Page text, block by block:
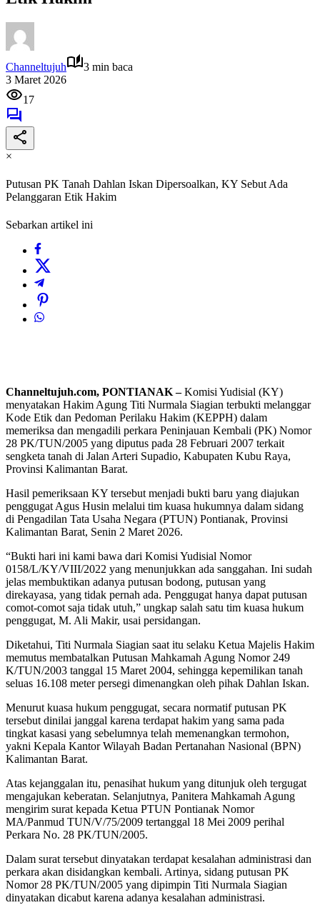
Channeltujuh
3 min baca
3 Maret 2026
17
×
Putusan PK Tanah Dahlan Iskan Dipersoalkan, KY Sebut Ada
Pelanggaran Etik Hakim
Sebarkan artikel ini
Channeltujuh.com, PONTIANAK –Komisi Yudisial (KY)
menyatakan Hakim Agung Titi Nurmala Siagian terbukti melanggar
Kode Etik dan Pedoman Perilaku Hakim (KEPPH) dalam
memeriksa dan mengadili perkara Peninjauan Kembali (PK) Nomor
28 PK/TUN/2005 yang diputus pada 28 Februari 2007 terkait
sengketa tanah di Jalan Arteri Supadio, Kabupaten Kubu Raya,
Provinsi Kalimantan Barat.
Hasil pemeriksaan KY tersebut menjadi bukti baru yang diajukan
penggugat Agus Husin melalui tim kuasa hukumnya dalam sidang
di Pengadilan Tata Usaha Negara (PTUN) Pontianak, Provinsi
Kalimantan Barat, Senin 2 Maret 2026.
“Bukti hari ini kami bawa dari Komisi Yudisial Nomor
0158/L/KY/VIII/2022 yang menunjukkan ada sanggahan. Ini sudah
jelas membuktikan adanya putusan bodong, putusan yang
direkayasa, yang tidak pernah ada. Penggugat hanya dapat putusan
comot-comot saja tidak utuh,” ungkap salah satu tim kuasa hukum
penggugat, M. Ali Makir, usai persidangan.
Diketahui, Titi Nurmala Siagian saat itu selaku Ketua Majelis Hakim
memutus membatalkan Putusan Mahkamah Agung Nomor 249
K/TUN/2003 tanggal 15 Maret 2004, sehingga kepemilikan tanah
seluas 16.108 meter persegi dimenangkan oleh pihak Dahlan Iskan.
Menurut kuasa hukum penggugat, secara normatif putusan PK
tersebut dinilai janggal karena terdapat hakim yang sama pada
tingkat kasasi yang sebelumnya telah memenangkan termohon,
yakni Kepala Kantor Wilayah Badan Pertanahan Nasional (BPN)
Kalimantan Barat.
Atas kejanggalan itu, penasihat hukum yang ditunjuk oleh tergugat
mengajukan keberatan. Selanjutnya, Panitera Mahkamah Agung
mengirim surat kepada Ketua PTUN Pontianak Nomor
MA/Panmud TUN/V/75/2009 tertanggal 18 Mei 2009 perihal
Perkara No. 28 PK/TUN/2005.
Dalam surat tersebut dinyatakan terdapat kesalahan administrasi dan
perkara akan disidangkan kembali. Artinya, sidang putusan PK
Nomor 28 PK/TUN/2005 yang dipimpin Titi Nurmala Siagian
dinyatakan dicabut karena adanya kesalahan administrasi.